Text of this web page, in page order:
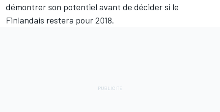
démontrer son potentiel avant de décider si le
Finlandais restera pour 2018.